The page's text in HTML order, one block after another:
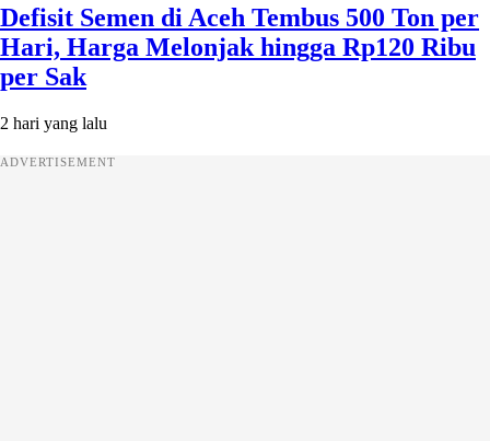
Defisit Semen di Aceh Tembus 500 Ton per
Hari, Harga Melonjak hingga Rp120 Ribu
per Sak
2 hari yang lalu
ADVERTISEMENT